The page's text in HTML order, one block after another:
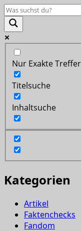
Nur Exakte Treffer
Titelsuche
Inhaltsuche
Kategorien
Artikel
Faktenchecks
Fandom